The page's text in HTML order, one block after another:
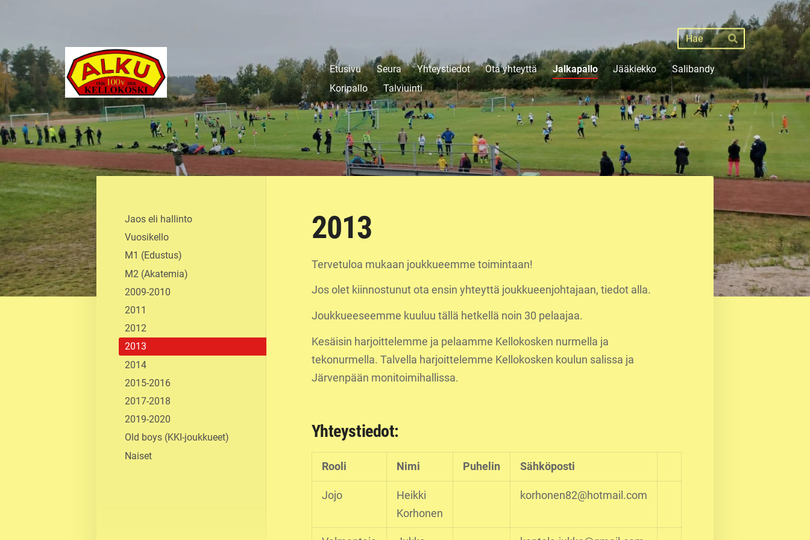
sisältöön
Haku
Hae
Kellokosken Alku ry
Etusivu Seura Yhteystiedot Ota yhteyttä Jalkapallo Jääkiekko
Salibandy
Koripallo
Talviuinti
Jaos eli hallinto
Vuosikello
M1 (Edustus)
M2 (Akatemia)
2009-2010
2011
2012
2013
2014
2015-2016
2017-2018
2019-2020
Old boys (KKI-joukkueet)
Naiset
2013
Tervetuloa mukaan joukkueemme toimintaan!
Jos olet kiinnostunut ota ensin yhteyttä joukkueenjohtajaan, tiedot alla.
Joukkueeseemme kuuluu tällä hetkellä noin 30 pelaajaa.
Kesäisin harjoittelemme ja pelaamme Kellokosken nurmella ja
tekonurmella. Talvella harjoittelemme Kellokosken koulun salissa ja
Järvenpään monitoimihallissa.
Yhteystiedot:
Rooli Nimi Puhelin Sähköposti
Jojo
Heikki
Korhonen
korhonen82@hotmail.com